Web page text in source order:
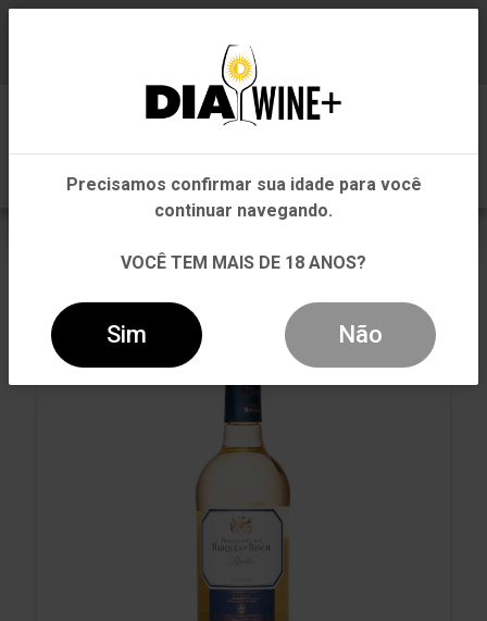
VINHO MARQUÉS DE RISCAL RUEDA VERDEJO BRANCO
Em que Estado você está?
Pernambuco
Outros Estados
Precisamos confirmar sua idade para você
continuar navegando.
VOCÊ TEM MAIS DE 18 ANOS?
Sim Não